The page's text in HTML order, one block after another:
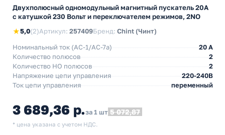
Двухполюсный одномодульный магнитный пускатель 20А
с катушкой 230 Вольт и переключателем режимов, 2NO
★5,0(2)Артикул: 257409Бренд: Chint (Чинт)
Номинальный ток (АС-1/AC-7a)
20 A
Количество полюсов
2
Количество НO полюсов
2
Напряжение цепи управления
220-240В
Ток цепи управления
переменный
3 689,36 р.за 1 шт 5 072,87
* цена указана с учетом НДС.